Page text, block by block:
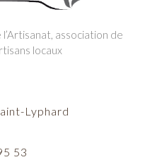
association de
locaux
Lyphard
53